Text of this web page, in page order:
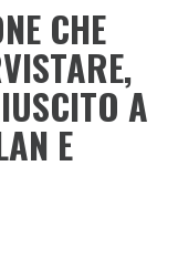
CHE
A
E